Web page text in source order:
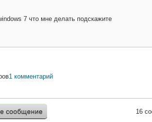
7 что мне делать подскажите
1 комментарий
16
сообщение